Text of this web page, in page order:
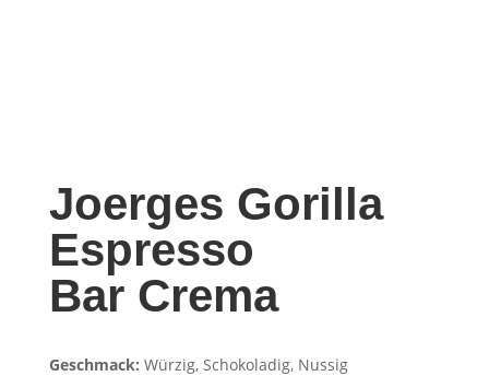
Joer­ges Goril­la
Espres­so
Bar Crema
Geschmack: Würzig, Schokoladig, Nussig